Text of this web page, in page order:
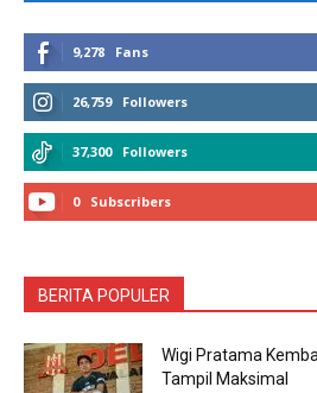
9,278 Fans
26,759 Followers
37,300 Followers
0 Subscribers
BERITA POPULER
Wigi Pratama
Tampil Maksimal